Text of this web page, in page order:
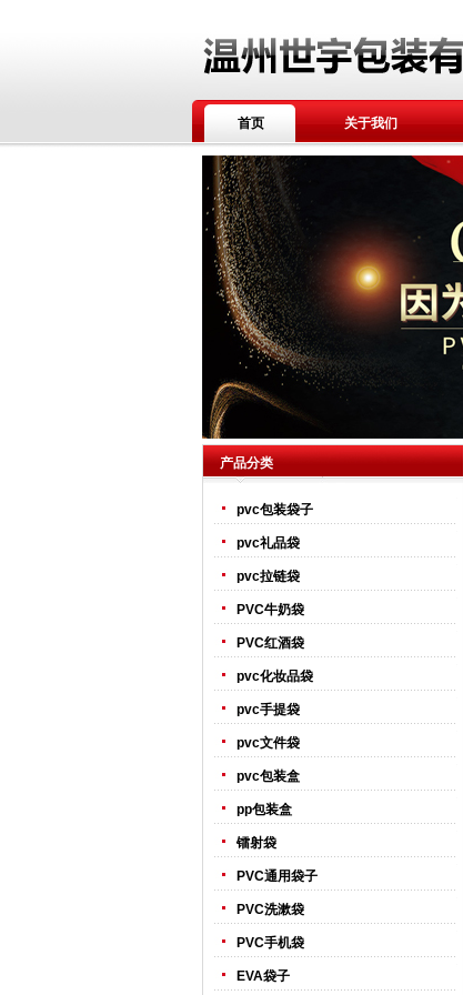
首页 关于我们
产品分类
pvc包装袋子
pvc礼品袋
pvc拉链袋
PVC牛奶袋
PVC红酒袋
pvc化妆品袋
pvc手提袋
pvc文件袋
pvc包装盒
pp包装盒
镭射袋
PVC通用袋子
PVC洗漱袋
PVC手机袋
EVA袋子